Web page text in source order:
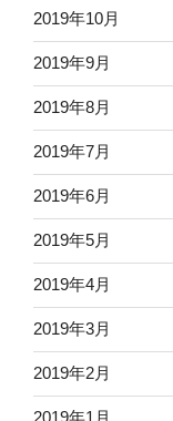
2019年10月
2019年9月
2019年8月
2019年7月
2019年6月
2019年5月
2019年4月
2019年3月
2019年2月